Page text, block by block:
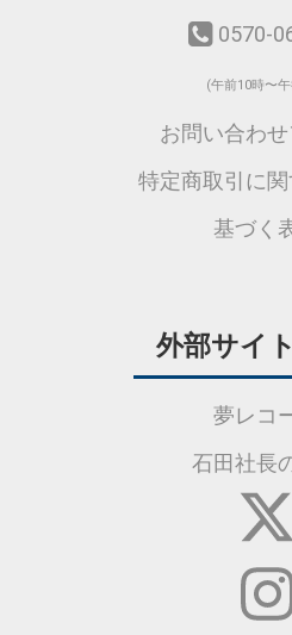
0570-
(午前10時〜
お問い合わ
特定商取引に
基づく
外部サイ
夢レコ
石田社長